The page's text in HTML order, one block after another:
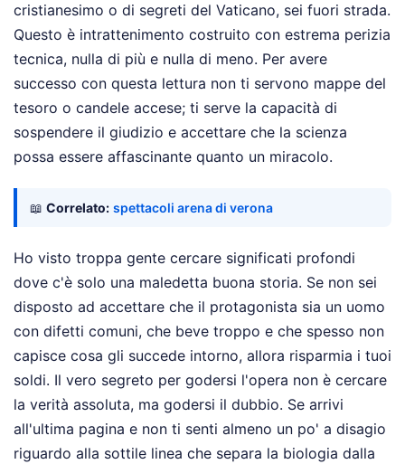
cristianesimo o di segreti del Vaticano, sei fuori strada.
Questo è intrattenimento costruito con estrema perizia
tecnica, nulla di più e nulla di meno. Per avere
successo con questa lettura non ti servono mappe del
tesoro o candele accese; ti serve la capacità di
sospendere il giudizio e accettare che la scienza
possa essere affascinante quanto un miracolo.
📖 Correlato: spettacoli arena di verona
Ho visto troppa gente cercare significati profondi
dove c'è solo una maledetta buona storia. Se non sei
disposto ad accettare che il protagonista sia un uomo
con difetti comuni, che beve troppo e che spesso non
capisce cosa gli succede intorno, allora risparmia i tuoi
soldi. Il vero segreto per godersi l'opera non è cercare
la verità assoluta, ma godersi il dubbio. Se arrivi
all'ultima pagina e non ti senti almeno un po' a disagio
riguardo alla sottile linea che separa la biologia dalla